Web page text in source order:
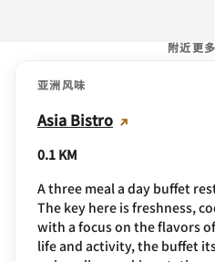
附近更
亚洲风味
Asia Bistro
0.1 KM
A three meal a day buffet
The key here is freshness,
with a focus on the flavors
life and activity, the buffet